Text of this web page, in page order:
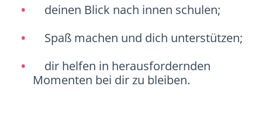
deinen Blick nach innen schulen;
Spaß machen und dich unterstützen;
dir helfen in herausfordernden
Momenten bei dir zu bleiben.